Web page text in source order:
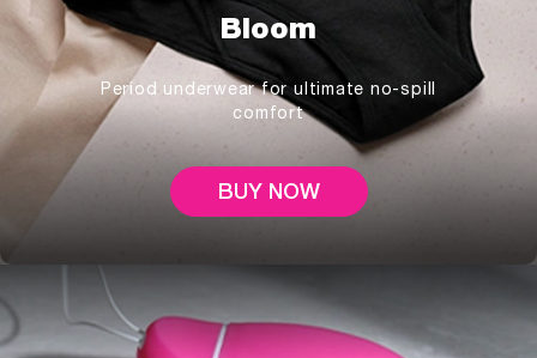
Bloom
Period underwear for ultimate no-spill
comfort
BUY NOW